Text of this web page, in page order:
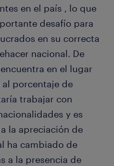
en el país , lo que
desafío para
en su correcta
nacional. De
en el lugar
porcentaje de
trabajar con
y es
la apreciación de
ha cambiado de
a la presencia de